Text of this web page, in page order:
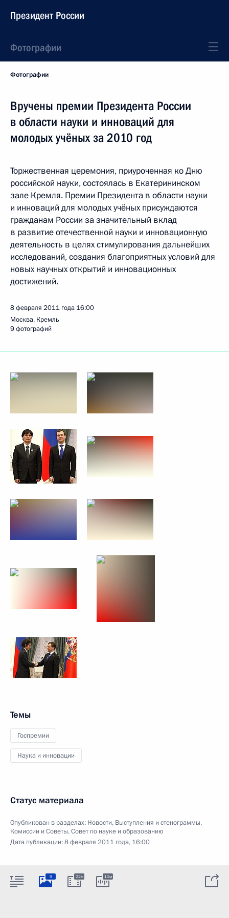
Президент России
Фотографии
Фотографии
Вручены премии Президента России
в области науки и инноваций для
молодых учёных за 2010 год
Торжественная церемония, приуроченная ко Дню
российской науки, состоялась в Екатерининском
зале Кремля. Премии Президента в области науки
и инноваций для молодых учёных присуждаются
гражданам России за значительный вклад
в развитие отечественной науки и инновационную
деятельность в целях стимулирования дальнейших
исследований, создания благоприятных условий для
новых научных открытий и инновационных
достижений.
8 февраля 2011 года 16:00
Москва, Кремль
9 фотографий
Темы
Госпремии
Наука и инновации
Статус материала
Опубликован в разделах: Новости, Выступления и стенограммы,
Комиссии и Советы,Совет по науке и образованию
Дата публикации:8 февраля 2011 года, 16:00
9 22м 10м